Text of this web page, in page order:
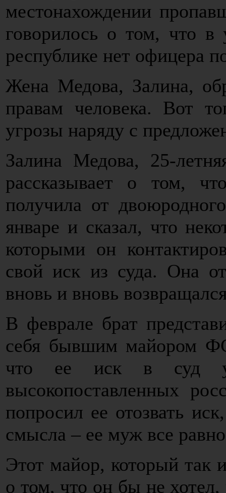
местонахождении
говорилось о том, что
республике нет офицера
Жена Медова, Залина,
правам человека. Вот
угрозы наряду с
Залина Медова, 25-
рассказывает о том,
получила от
январе и сказал, что
которыми он
свой иск из суда. Она
вновь и вновь
В феврале брат
себя бывшим майором
что ее иск в суд
высокопоставленных
попросил ее отозвать
смысла – ее муж все
Этот майор, который так
о том, что он бы не хотел,